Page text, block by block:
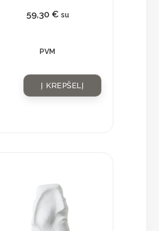
59,30 € su
PVM
Į KREPŠELĮ